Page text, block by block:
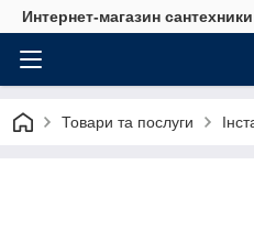
Интернет-магазин
Товари та послуги